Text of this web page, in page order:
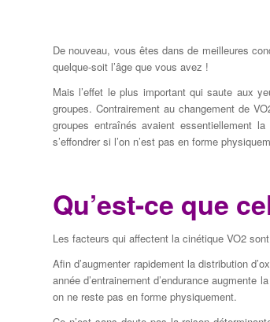
De nouveau, vous êtes dans de meilleures
quelque-soit l’âge que vous avez !
Mais l’effet le plus important qui saute aux
groupes. Contrairement au changement de
groupes entraînés avaient essentiellement
s’effondrer si l’on n’est pas en forme
Qu’est-ce que
Les facteurs qui affectent la cinétique VO2
Afin d’augmenter rapidement la distribution
année d’entrainement d’endurance
on ne reste pas en forme physiquement.